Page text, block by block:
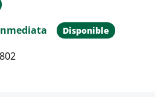
Disponible
el producto